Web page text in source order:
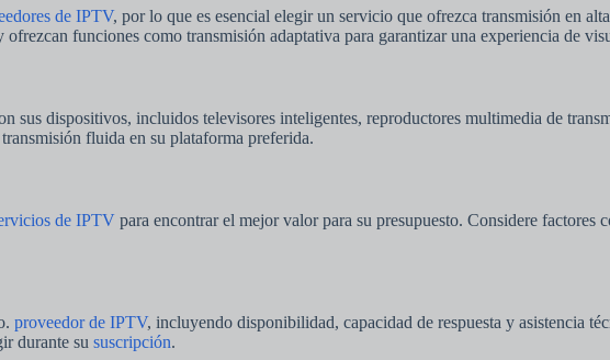
de IPTV, por lo que es esencial elegir un servicio que ofrezca transmisión en
funciones como transmisión adaptativa para garantizar una experiencia de
sus dispositivos, incluidos televisores inteligentes, reproductores multimedia de
fluida en su plataforma preferida.
de IPTV para encontrar el mejor valor para su presupuesto. Considere
proveedor de IPTV, incluyendo disponibilidad, capacidad de respuesta y asistencia
durante su suscripción.